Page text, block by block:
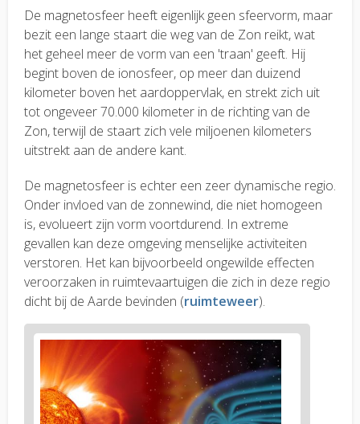
De magnetosfeer heeft eigenlijk geen sfeervorm, maar
bezit een lange staart die weg van de Zon reikt, wat
het geheel meer de vorm van een 'traan' geeft. Hij
begint boven de ionosfeer, op meer dan duizend
kilometer boven het aardoppervlak, en strekt zich uit
tot ongeveer 70.000 kilometer in de richting van de
Zon, terwijl de staart zich vele miljoenen kilometers
uitstrekt aan de andere kant.
De magnetosfeer is echter een zeer dynamische regio.
Onder invloed van de zonnewind, die niet homogeen
is, evolueert zijn vorm voortdurend. In extreme
gevallen kan deze omgeving menselijke activiteiten
verstoren. Het kan bijvoorbeeld ongewilde effecten
veroorzaken in ruimtevaartuigen die zich in deze regio
dicht bij de Aarde bevinden (ruimteweer).